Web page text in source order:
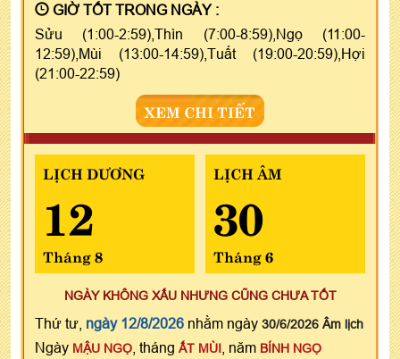
GIỜ TỐT TRONG NGÀY :
Sửu (1:00-2:59),Thìn (7:00-8:59),Ngọ (11:00-
12:59),Mùi (13:00-14:59),Tuất (19:00-20:59),Hợi
(21:00-22:59)
XEM CHI TIẾT
LỊCH DƯƠNG
12
Tháng 8
LỊCH ÂM
30
Tháng 6
NGÀY KHÔNG XẤU NHƯNG CŨNG CHƯA TỐT
Thứ tư, ngày 12/8/2026 nhằm ngày 30/6/2026 Âm lịch
Ngày MẬU NGỌ , tháng ẤT MÙI , năm BÍNH NGỌ